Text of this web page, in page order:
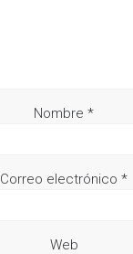
Nombre *
Correo electrónico *
Web